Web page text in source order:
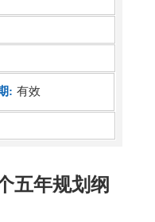
: 有效
五年规划纲